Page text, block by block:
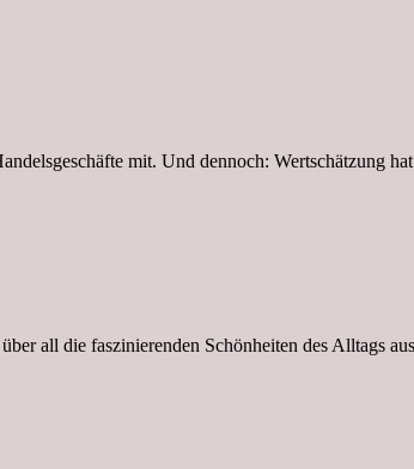
mit. Und dennoch: Wertschätzung
all die faszinierenden Schönheiten des Alltags